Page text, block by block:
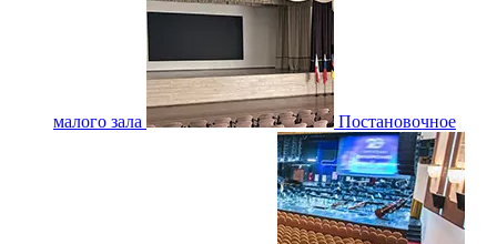
малого зала Постановочное